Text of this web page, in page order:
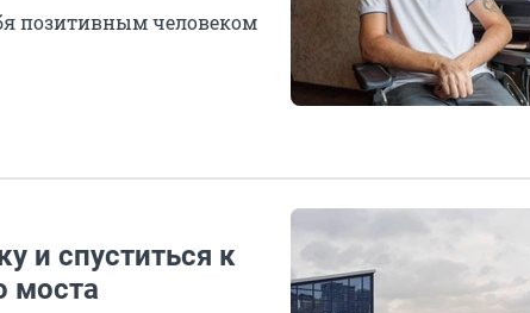
позитивным человеком
и спуститься к
моста